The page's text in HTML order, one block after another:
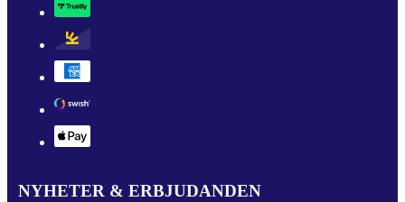
NYHETER & ERBJUDANDEN